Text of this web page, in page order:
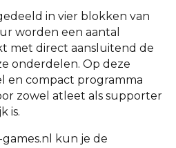
in vier blokken van
worden een aantal
met direct aansluitend de
onderdelen. Op deze
en compact programma
zowel atleet als supporter
is.
kun je de